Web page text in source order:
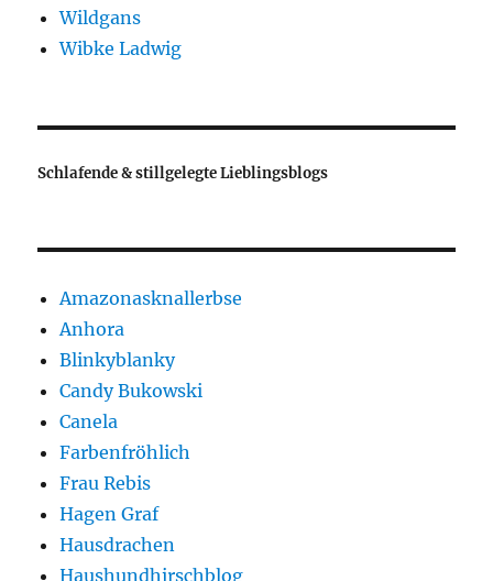
Wildgans
Wibke Ladwig
Schlafende & stillgelegte Lieblingsblogs
Amazonasknallerbse
Anhora
Blinkyblanky
Candy Bukowski
Canela
Farbenfröhlich
Frau Rebis
Hagen Graf
Hausdrachen
Haushundhirschblog